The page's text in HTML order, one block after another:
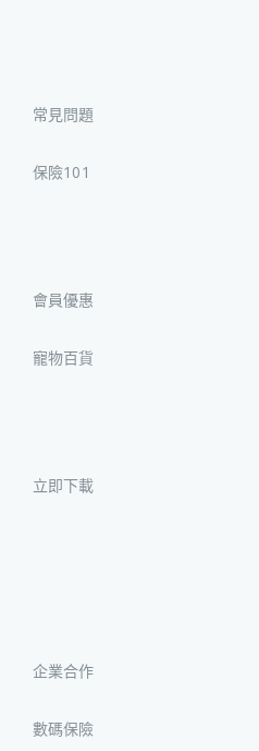
常見問題
保險101
會員優惠
寵物百貨
立即下載
企業合作
數碼保險